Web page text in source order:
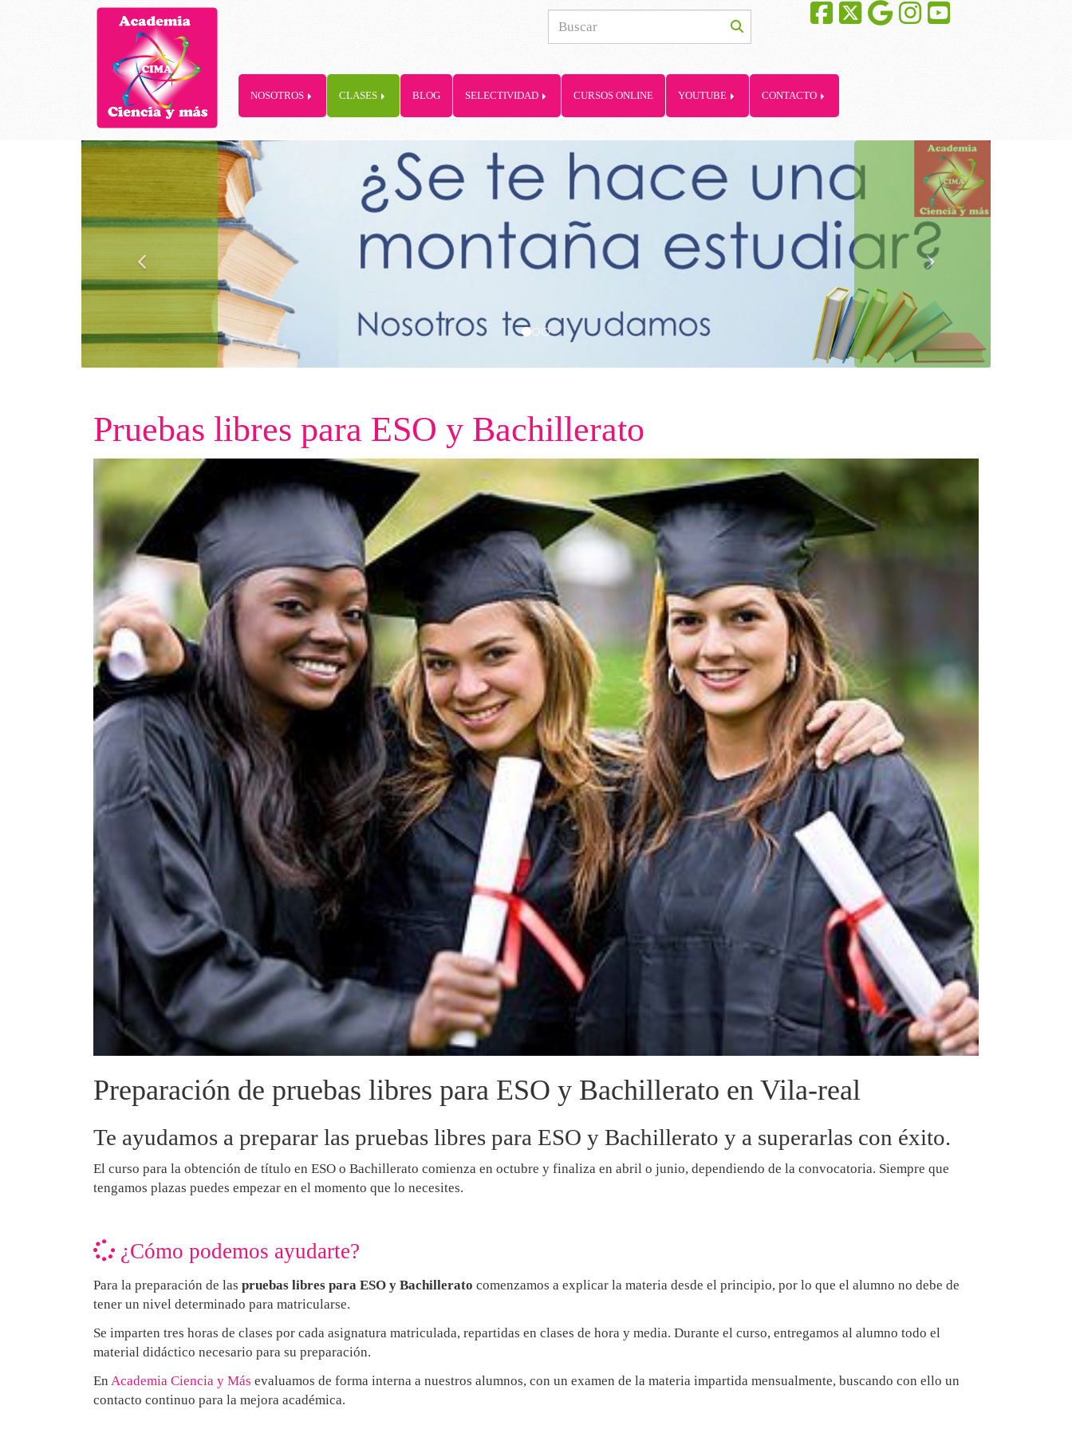
NOSOTROS CLASES BLOG SELECTIVIDAD CURSOS ONLINE YOUTUBE CONTACTO
prev next
Pruebas libres para ESO y Bachillerato
Preparación de pruebas libres para ESO y Bachillerato en Vila-real
Te ayudamos a preparar las pruebas libres para ESO y Bachillerato y a superarlas con éxito.
El curso para la obtención de título en ESO o Bachillerato comienza en octubre y finaliza en abril o junio, dependiendo de la convocatoria. Siempre que
tengamos plazas puedes empezar en el momento que lo necesites.
¿Cómo podemos ayudarte?
Para la preparación de las pruebas libres para ESO y Bachillerato comenzamos a explicar la materia desde el principio, por lo que el alumno no debe de
tener un nivel determinado para matricularse.
Se imparten tres horas de clases por cada asignatura matriculada, repartidas en clases de hora y media. Durante el curso, entregamos al alumno todo el
material didáctico necesario para su preparación.
En Academia Ciencia y Más evaluamos de forma interna a nuestros alumnos, con un examen de la materia impartida mensualmente, buscando con ello un
contacto continuo para la mejora académica.